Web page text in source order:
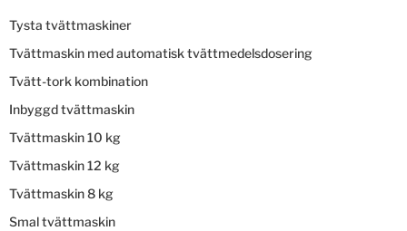
Tysta tvättmaskiner
Tvättmaskin med automatisk tvättmedelsdosering
Tvätt-tork kombination
Inbyggd tvättmaskin
Tvättmaskin 10 kg
Tvättmaskin 12 kg
Tvättmaskin 8 kg
Smal tvättmaskin